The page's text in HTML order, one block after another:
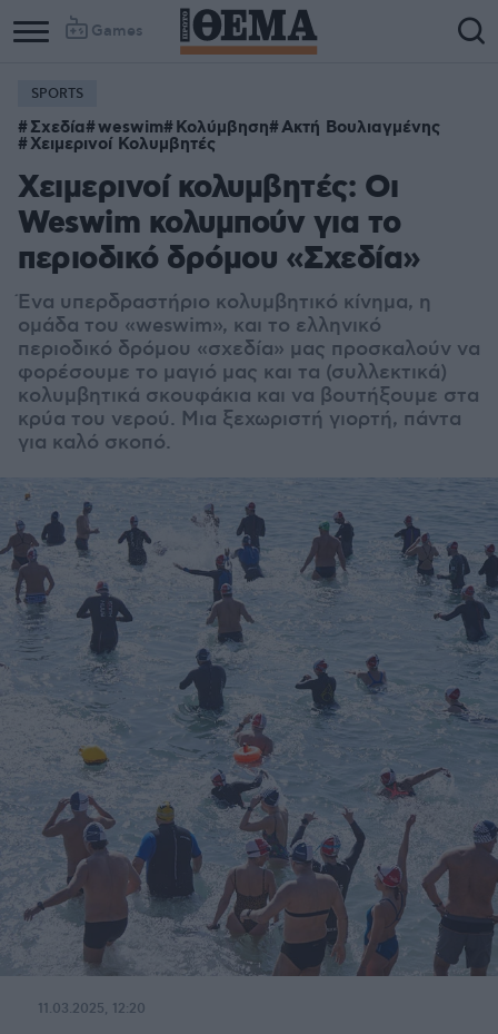
Games
SPORTS
Σχεδία weswim Κολύμβηση Ακτή Βουλιαγμένης
Χειμερινοί Κολυμβητές
Χειμερινοί κολυμβητές: Οι
Weswim κολυμπούν για το
περιοδικό δρόμου «Σχεδία»
Ένα υπερδραστήριο κολυμβητικό κίνημα, η
ομάδα του «weswim», και το ελληνικό
περιοδικό δρόμου «σχεδία» μας προσκαλούν να
φορέσουμε το μαγιό μας και τα (συλλεκτικά)
κολυμβητικά σκουφάκια και να βουτήξουμε στα
κρύα του νερού. Μια ξεχωριστή γιορτή, πάντα
για καλό σκοπό.
11.03.2025, 12:20